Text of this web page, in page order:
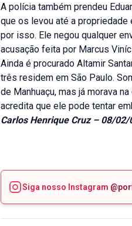
A polícia também prendeu
que os levou até a propriedade
por isso. Ele negou qualquer
acusação feita por Marcus
Ainda é procurado Altamir
três residem em São Paulo.
de Manhuaçu, mas já morava
acredita que ele pode tentar
Carlos Henrique Cruz – 08/
Siga nosso Instagram